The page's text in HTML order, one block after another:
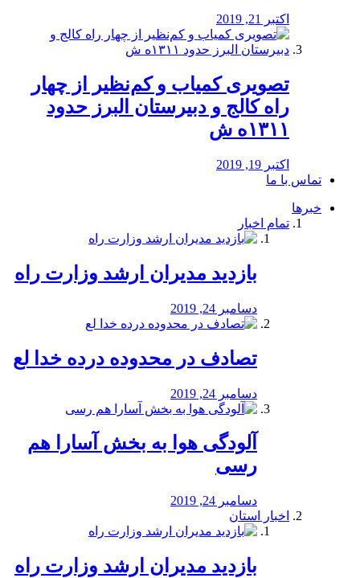
اکتبر 21, 2019
️تصویری کمیاب و کم‌نظیر از چهار
راه كالج و دبيرستان البرز حدود
۱۳۱۱ه ش
اکتبر 19, 2019
تماس با ما
خبرها
تمام اخبار
بازدید مدیران ارشد وزارت راه
دسامبر 24, 2019
تصادف در محدوده درده خدا لع
دسامبر 24, 2019
آلودگی هوا به بخش آسارا هم
رسی
دسامبر 24, 2019
اخبار استان
بازدید مدیران ارشد وزارت راه